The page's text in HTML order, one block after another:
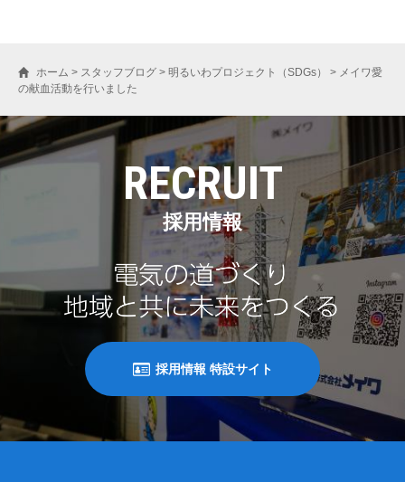
ホーム > スタッフブログ > 明るいわプロジェクト（SDGs） > メイワ愛
の献血活動を行いました
RECRUIT
採用情報
採用情報 特設サイト